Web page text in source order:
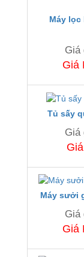
Máy lọc
Giá
Tủ sấy
Máy sưởi
Giá